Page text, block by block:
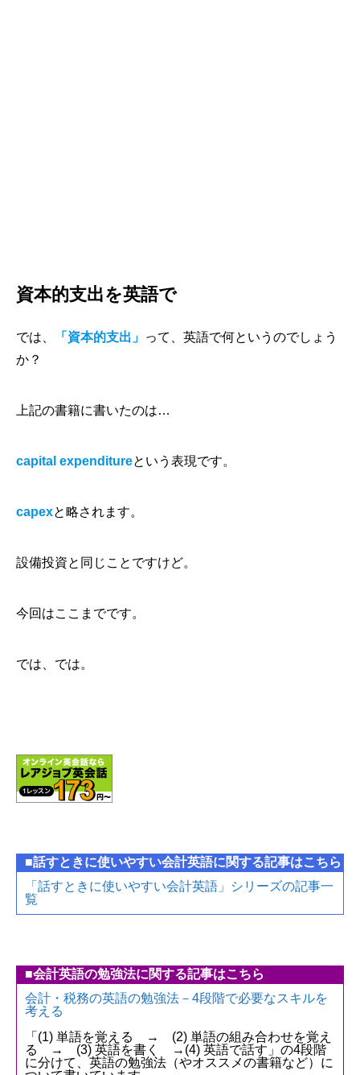
資本的支出を英語で
では、 「資本的支出」 って、英語で何というのでしょう
か？
上記の書籍に書いたのは…
capital expenditureという表現です。
capexと略されます。
設備投資と同じことですけど。
今回はここまでです。
では、では。
■話すときに使いやすい会計英語に関する記事はこちら
「話すときに使いやすい会計英語」シリーズの記事一
覧
■会計英語の勉強法に関する記事はこちら
会計・税務の英語の勉強法－4段階で必要なスキルを
考える
「(1) 単語を覚える → (2) 単語の組み合わせを覚え
る → (3) 英語を書く →(4) 英語で話す」の4段階
に分けて、英語の勉強法（やオススメの書籍など）に